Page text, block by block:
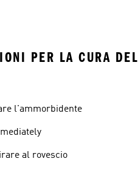
PER LA CURA DEL
l'ammorbidente
al rovescio